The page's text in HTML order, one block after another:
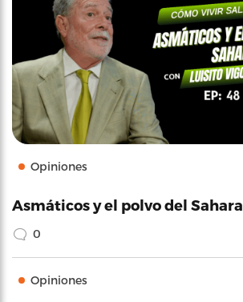
Opiniones
Asmáticos y el polvo del Sahara
0
Opiniones